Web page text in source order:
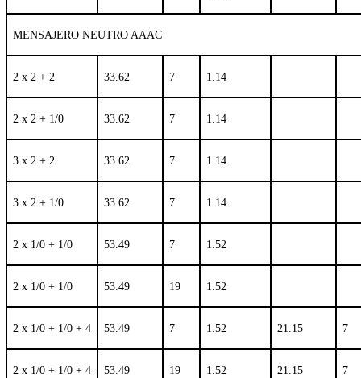
MENSAJERO NEUTRO AAAC
2 x 2 + 2 33.62 7 1.14
2 x 2 + 1/0 33.62 7 1.14
3 x 2 + 2 33.62 7 1.14
3 x 2 + 1/0 33.62 7 1.14
2 x 1/0 + 1/0 53.49 7 1.52
2 x 1/0 + 1/0 53.49 19 1.52
2 x 1/0 + 1/0 + 4 53.49 7 1.52 21.15 7
2 x 1/0 + 1/0 + 4 53.49 19 1.52 21.15 7